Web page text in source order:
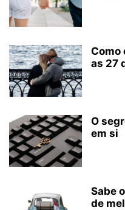
Como
as 27
O
em si
Sabe
de